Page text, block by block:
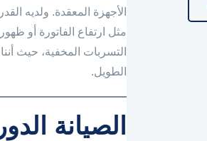
الأجهزة المعقدة. ولديه
مثل ارتفاع الفاتورة أو
التسربات المخفية، حيث
الطويل.
الصيانة